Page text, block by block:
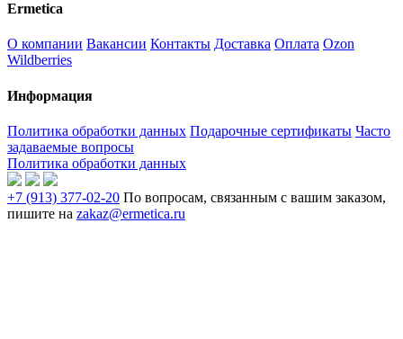
Ermetica
О компании Вакансии Контакты Доставка Оплата Ozon
Wildberries
Информация
Политика обработки данных Подарочные сертификаты Часто
задаваемые вопросы
Политика обработки данных
+7 (913) 377-02-20 По вопросам, связанным с вашим заказом,
пишите на zakaz@ermetica.ru